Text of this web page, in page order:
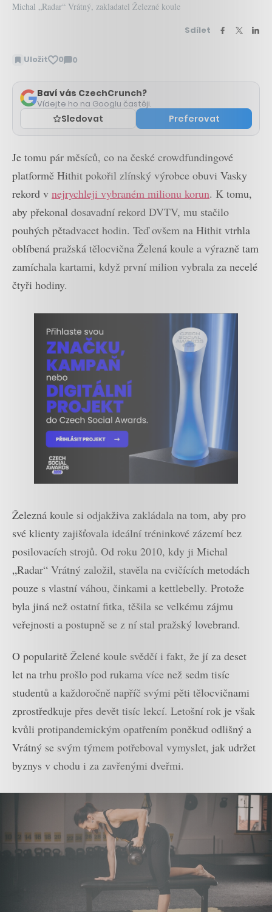
Michal „Radar“ Vrátný, zakladatel Železné koule
Sdílet
Uložit 0 0
Zobrazit
Baví vás CzechCrunch?
Vídejte ho na Googlu častěji.
Sledovat Preferovat
Je tomu pár měsíců, co na české crowdfundingové
platformě Hithit pokořil zlínský výrobce obuvi Vasky
rekord v nejrychleji vybraném milionu korun. K tomu,
aby překonal dosavadní rekord DVTV, mu stačilo
pouhých pětadvacet hodin. Teď ovšem na Hithit vtrhla
oblíbená pražská tělocvična Želená koule a výrazně tam
zamíchala kartami, když první milion vybrala za necelé
čtyři hodiny.
Železná koule si odjakživa zakládala na tom, aby pro
své klienty zajišťovala ideální tréninkové zázemí bez
posilovacích strojů. Od roku 2010, kdy ji Michal
„Radar“ Vrátný založil, stavěla na cvičících metodách
pouze s vlastní váhou, činkami a kettlebelly. Protože
byla jiná než ostatní fitka, těšila se velkému zájmu
veřejnosti a postupně se z ní stal pražský lovebrand.
O popularitě Želené koule svědčí i fakt, že jí za deset
let na trhu prošlo pod rukama více než sedm tisíc
studentů a každoročně napříč svými pěti tělocvičnami
zprostředkuje přes devět tisíc lekcí. Letošní rok je však
kvůli protipandemickým opatřením poněkud odlišný a
Vrátný se svým týmem potřeboval vymyslet, jak udržet
byznys v chodu i za zavřenými dveřmi.